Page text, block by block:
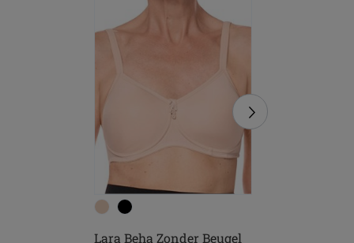
Lara Beha Zonder Beugel